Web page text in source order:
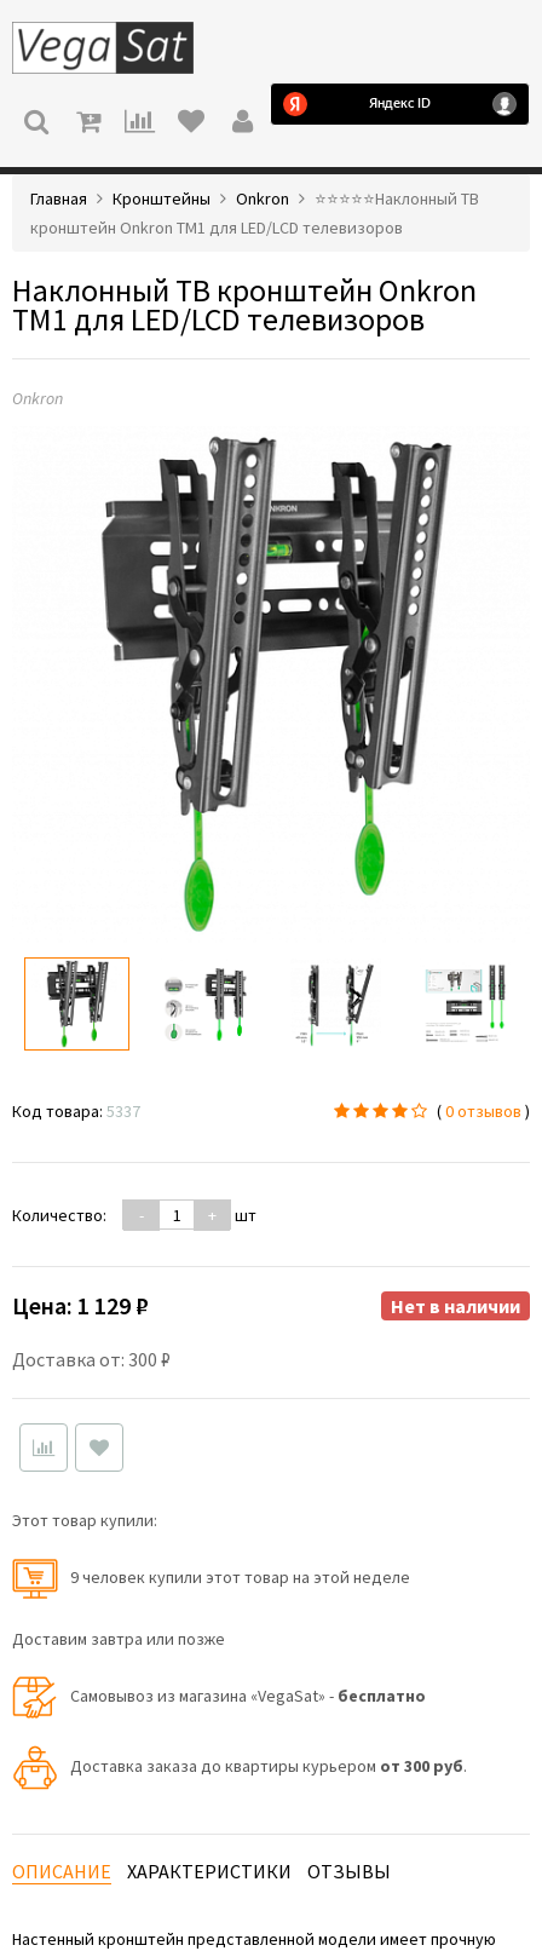
МЕНЮ
Главная Кронштейны Onkron
⭐️⭐️⭐️⭐️⭐️Наклонный ТВ
кронштейн Onkron TM1 для LED/LCD телевизоров
Наклонный ТВ кронштейн Onkron
TM1 для LED/LCD телевизоров
Onkron
Код товара: 5337 (0 отзывов )
Количество: - + шт
Цена: 1 129 ₽
Доставка от: 300 ₽
Нет в наличии
Этот товар купили:
9 человек купили этот товар на этой неделе
Доставим завтра или позже
Самовывоз из магазина «VegaSat» - бесплатно
Доставка заказа до квартиры курьером от 300 руб.
ОПИСАНИЕ ХАРАКТЕРИСТИКИ ОТЗЫВЫ
Настенный кронштейн представленной модели имеет прочную